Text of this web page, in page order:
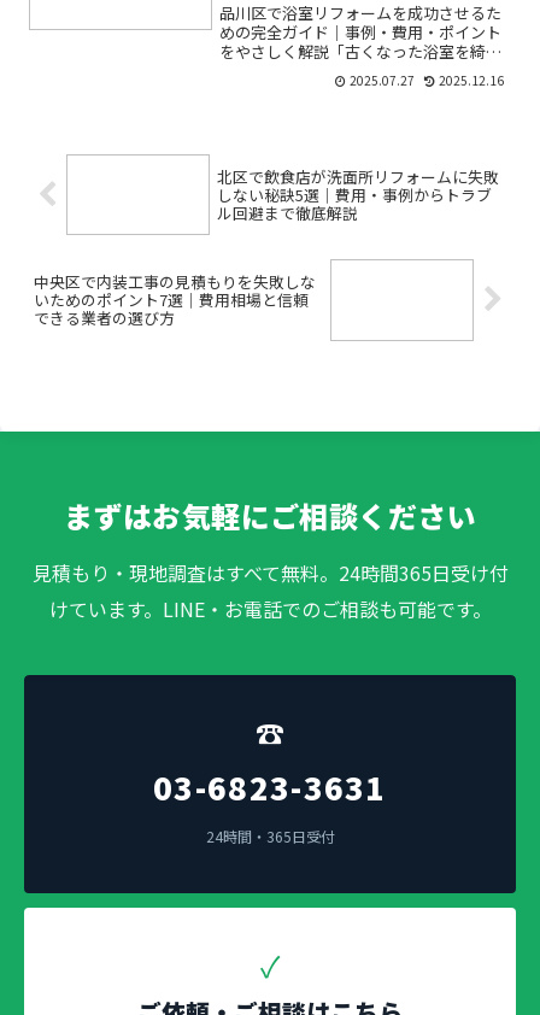
品川区で浴室リフォームを成功させるた
めの完全ガイド｜事例・費用・ポイント
をやさしく解説「古くなった浴室を綺麗
にしたい」「ユニットバスの交換やバリ
アフリー改修って難しそう」「実際の費
2025.07.27 2025.12.16
北区で飲食店が洗面所リフォームに失敗
しない秘訣5選｜費用・事例からトラブ
ル回避まで徹底解説
中央区で内装工事の見積もりを失敗しな
いためのポイント7選｜費用相場と信頼
できる業者の選び方
まずはお気軽にご相談ください
見積もり・現地調査はすべて無料。24時間365日受け付
けています。LINE・お電話でのご相談も可能です。
☎
03-6823-3631
24時間・365日受付
✓